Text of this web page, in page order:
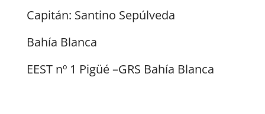
Capitán: Santino Sepúlveda
Bahía Blanca
EEST nº 1 Pigüé –GRS Bahía Blanca